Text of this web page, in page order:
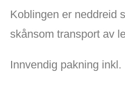
Koblingen er neddreid
skånsom transport av
Innvendig pakning inkl.